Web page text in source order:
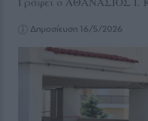
Δημοσίευση 16/5/2026